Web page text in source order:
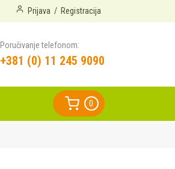
Prijava / Registracija
Poručivanje telefonom:
+381 (0) 11 245 9090
0